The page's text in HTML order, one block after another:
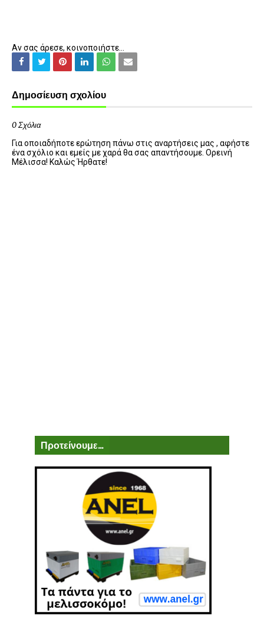
Αν σας άρεσε, κοινοποιήστε...
Δημοσίευση σχολίου
0 Σχόλια
Για οποιαδήποτε ερώτηση πάνω στις αναρτήσεις μας , αφήστε
ένα σχόλιο και εμείς με χαρά θα σας απαντήσουμε. Ορεινή
Μέλισσα! Καλώς Ήρθατε!
Προτείνουμε...